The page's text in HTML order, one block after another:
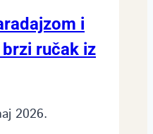
i
ručak iz
2026.